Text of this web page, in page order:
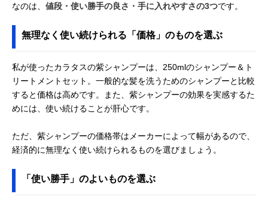
なのは、 値段・使い勝手の良さ・手に入れやすさの3つです。
無理なく使い続けられる「価格」のものを選ぶ
私が使ったカラタスの紫シャンプーは、250mlのシャンプー＆ト
リートメントセット。一般的な髪を洗うためのシャンプーと比較
すると価格は高めです。また、紫シャンプーの効果を実感するた
めには、使い続けることが肝心です。
ただ、紫シャンプーの価格帯はメーカーによって幅があるので、
経済的に無理なく使い続けられるものを選びましょう。
「使い勝手」のよいものを選ぶ